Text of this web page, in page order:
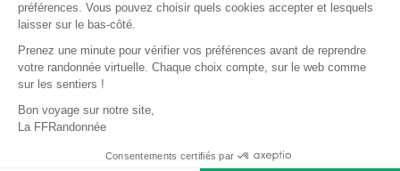
Politique de confidentialité
Base documentaire
préférences. Vous pouvez choisir quels cookies accepter et lesquels
laisser sur le bas-côté.
Prenez une minute pour vérifier vos préférences avant de reprendre
votre randonnée virtuelle. Chaque choix compte, sur le web comme
sur les sentiers !
Bon voyage sur notre site,
La FFRandonnée
Consentements certifiés par